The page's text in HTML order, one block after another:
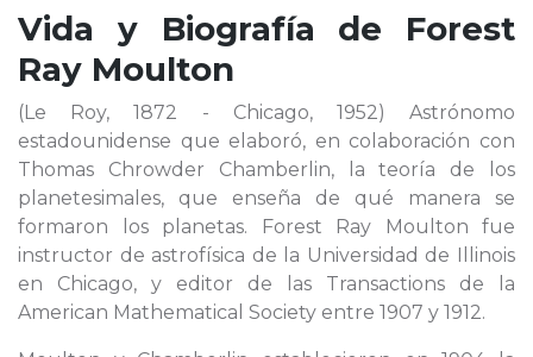
Vida y Biografía de Forest
Ray Moulton
(Le Roy, 1872 - Chicago, 1952) Astrónomo
estadounidense que elaboró, en colaboración con
Thomas Chrowder Chamberlin, la teoría de los
planetesimales, que enseña de qué manera se
formaron los planetas. Forest Ray Moulton fue
instructor de astrofísica de la Universidad de Illinois
en Chicago, y editor de las Transactions de la
American Mathematical Society entre 1907 y 1912.